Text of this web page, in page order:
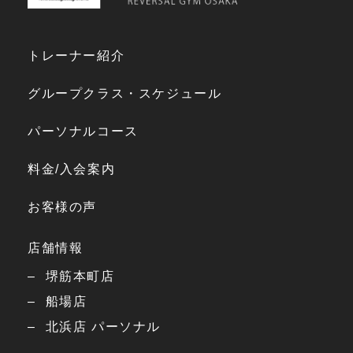
トレーナー紹介
グループクラス・スケジュール
パーソナルコース
料金/入会案内
お客様の声
店舗情報
堺筋本町店
船場店
北浜店 パーソナル